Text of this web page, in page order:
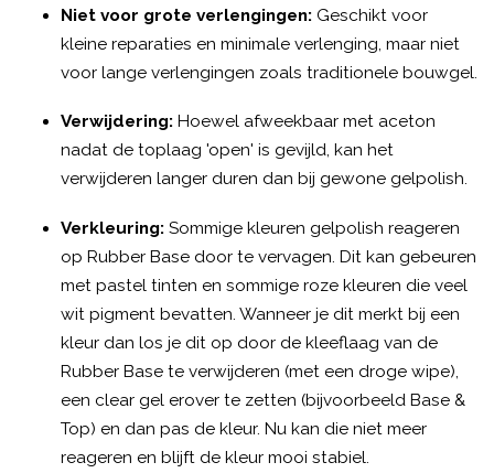
Niet voor grote verlengingen: Geschikt voor
kleine reparaties en minimale verlenging, maar niet
voor lange verlengingen zoals traditionele bouwgel.
Verwijdering: Hoewel afweekbaar met aceton
nadat de toplaag 'open' is gevijld, kan het
verwijderen langer duren dan bij gewone gelpolish.
Verkleuring: Sommige kleuren gelpolish reageren
op Rubber Base door te vervagen. Dit kan gebeuren
met pastel tinten en sommige roze kleuren die veel
wit pigment bevatten. Wanneer je dit merkt bij een
kleur dan los je dit op door de kleeflaag van de
Rubber Base te verwijderen (met een droge wipe),
een clear gel erover te zetten (bijvoorbeeld Base &
Top) en dan pas de kleur. Nu kan die niet meer
reageren en blijft de kleur mooi stabiel.